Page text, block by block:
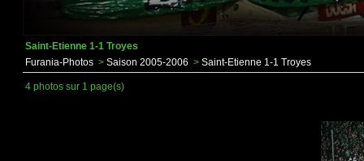
Saint-Etienne 1-1 Troyes
Furania-Photos > Saison 2005-2006 > Saint-Etienne 1-1 Troyes
4 photos sur 1 page(s)